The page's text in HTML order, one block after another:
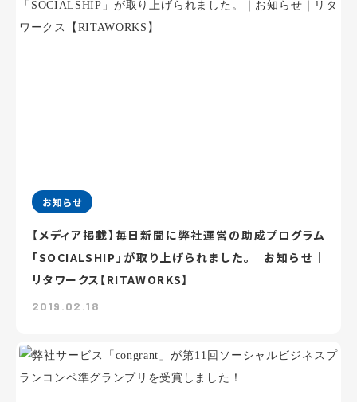
お知らせ
【メディア掲載】毎日新聞に弊社運営の助成プログラム
「SOCIALSHIP」が取り上げられました。｜お知らせ｜
リタワークス【RITAWORKS】
2019.02.18